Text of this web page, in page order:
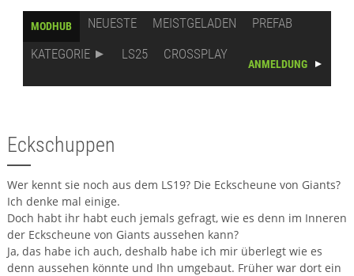
MODHUB NEUESTE MEISTGELADEN
PREFAB
KATEGORIE
LS25 CROSSPLAY
ANMELDUNG
Eckschuppen
Wer kennt sie noch aus dem LS19? Die Eckscheune von Giants?
Ich denke mal einige.
Doch habt ihr habt euch jemals gefragt, wie es denn im Inneren
der Eckscheune von Giants aussehen kann?
Ja, das habe ich auch, deshalb habe ich mir überlegt wie es
denn aussehen könnte und Ihn umgebaut. Früher war dort ein